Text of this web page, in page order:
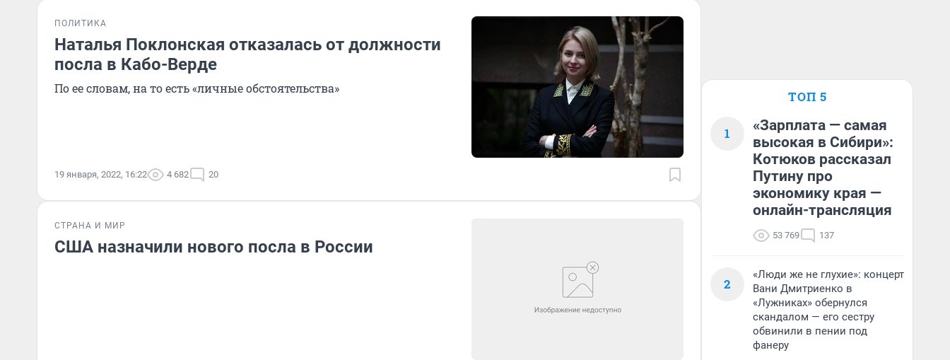
ПОЛИТИКА
Наталья Поклонская отказалась от должности
посла в Кабо-Верде
По ее словам, на то есть «личные обстоятельства»
19 января, 2022, 16:22 4 682 20
СТРАНА И МИР
США назначили нового посла в России
ТОП 5
1
«Зарплата — самая
высокая в Сибири»:
Котюков рассказал
Путину про
экономику края —
онлайн-трансляция
53 769 137
2
«Люди же не глухие»: концерт
Вани Дмитриенко в
«Лужниках» обернулся
скандалом — его сестру
обвинили в пении под
фанеру